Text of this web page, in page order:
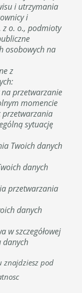
i utrzymania
i
z o. o., podmioty
osobowych na
z
przetwarzanie
momencie
przetwarzania
sytuację
Twoich danych
danych
przetwarzania
danych
w szczegółowej
danych
znajdziesz pod